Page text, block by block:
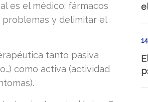
es el médico: fármacos
problemas y delimitar el
tanto pasiva
como activa (actividad